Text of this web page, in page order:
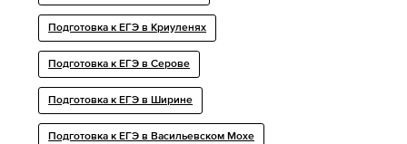
Подготовка к ЕГЭ в Криуленях
Подготовка к ЕГЭ в Серове
Подготовка к ЕГЭ в Ширине
Подготовка к ЕГЭ в Васильевском Мохе